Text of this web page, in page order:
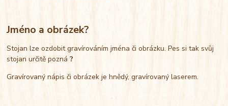
Jméno a obrázek?
Stojan lze ozdobit gravírováním jména či obrázku. Pes si tak svůj
stojan určitě pozná?
Gravírovaný nápis či obrázek je hnědý, gravírovaný laserem.